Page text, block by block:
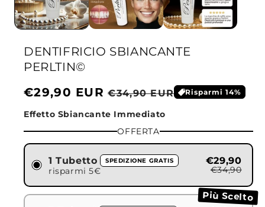
DENTIFRICIO SBIANCANTE
PERLTIN©
Prezzo
scontato
€29,90 EUR Prezzo
di
listino
€34,90 EUR Risparmi 14%
Effetto Sbiancante Immediato
OFFERTA
1 Tubetto SPEDIZIONE GRATIS
risparmi 5€
€29,90
€34,90
Più Scelto